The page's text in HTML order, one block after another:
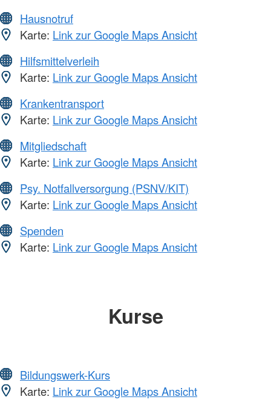
Hausnotruf
Karte: Link zur Google Maps Ansicht
Hilfsmittelverleih
Karte: Link zur Google Maps Ansicht
Krankentransport
Karte: Link zur Google Maps Ansicht
Mitgliedschaft
Karte: Link zur Google Maps Ansicht
Psy. Notfallversorgung (PSNV/KIT)
Karte: Link zur Google Maps Ansicht
Spenden
Karte: Link zur Google Maps Ansicht
Kurse
Bildungswerk-Kurs
Karte: Link zur Google Maps Ansicht